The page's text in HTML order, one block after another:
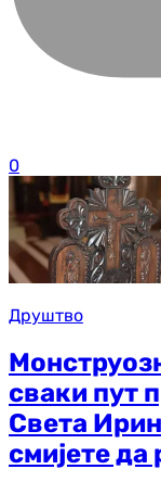
0
Друштво
сваки пут
Света
смијете да